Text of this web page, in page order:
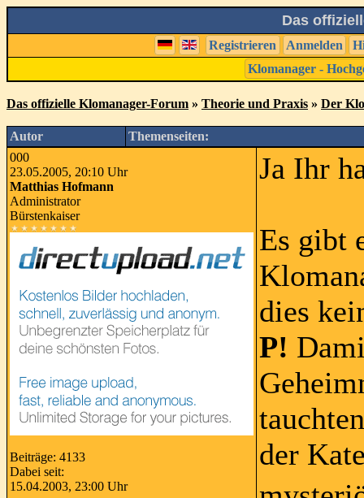
Das
Registrieren Anmelden
Klomanager -
Das offizielle Klomanager-Forum » Theorie und Praxis » Der
Autor
Themenseiten:
000
23.05.2005, 20:10 Uhr
Matthias Hofmann
Administrator
Bürstenkaiser
Beiträge: 4133
Dabei seit:
15.04.2003, 23:00 Uhr
Ja Ihr
Es gibt
dies
P!
der